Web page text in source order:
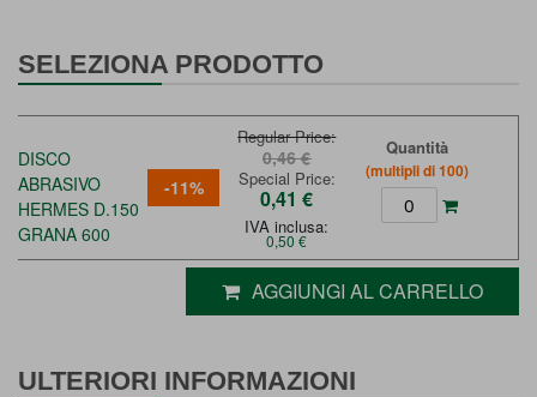
SELEZIONA PRODOTTO
DISCO
ABRASIVO
HERMES D.150
GRANA 600
-11%
Regular Price
0,46 €
Special Price
0,41 €
IVA inclusa:
0,50 €
Quantità
(multipli di 100)
AGGIUNGI AL CARRELLO
ULTERIORI INFORMAZIONI